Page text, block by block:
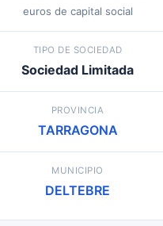
euros de capital social
TIPO DE SOCIEDAD
Sociedad Limitada
PROVINCIA
TARRAGONA
MUNICIPIO
DELTEBRE